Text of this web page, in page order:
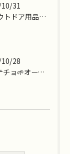
31
🏕️【アウトドア用品、今こそ見直しませんか？】
28
ツカッテチョ🌱オープンまであと少し💪